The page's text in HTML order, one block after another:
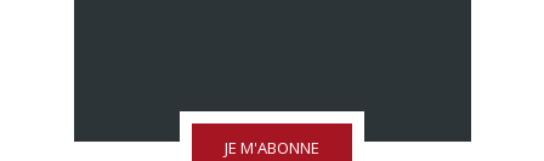
JE M'ABONNE